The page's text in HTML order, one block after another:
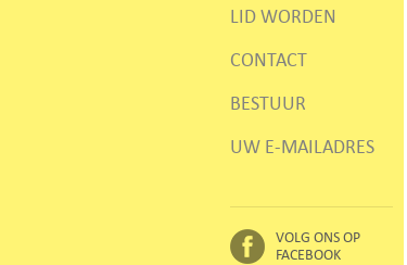
LID WORDEN
CONTACT
BESTUUR
UW E-MAILADRES
VOLG ONS OP
FACEBOOK